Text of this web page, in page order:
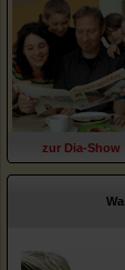
zur Dia-Show